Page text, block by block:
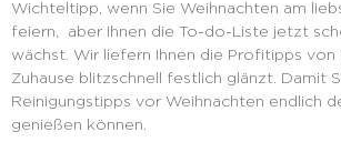
Wichteltipp, wenn Sie Weihnachten am
feiern, aber Ihnen die To-do-Liste jetzt
wächst. Wir liefern Ihnen die Profitipps
Zuhause blitzschnell festlich glänzt. Damit
Reinigungstipps vor Weihnachten endlich
genießen können.